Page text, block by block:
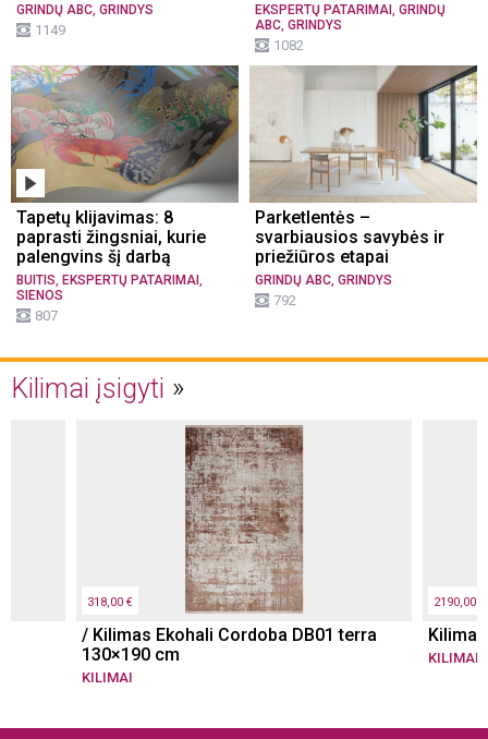
GRINDŲ ABC, GRINDYS
1149
EKSPERTŲ PATARIMAI , GRINDŲ
ABC, GRINDYS
1082
Tapetų klijavimas: 8
paprasti žingsniai, kurie
palengvins šį darbą
BUITIS EKSPERTŲ PATARIMAI
SIENOS
807
Parketlentės –
svarbiausios savybės ir
priežiūros etapai
GRINDŲ ABC GRINDYS
792
Kilimai įsigyti
318,00 €
/ Kilimas Ekohali Cordoba DB01 terra
130×190 cm
KILIMAI
2190,00 €
KILIMAI